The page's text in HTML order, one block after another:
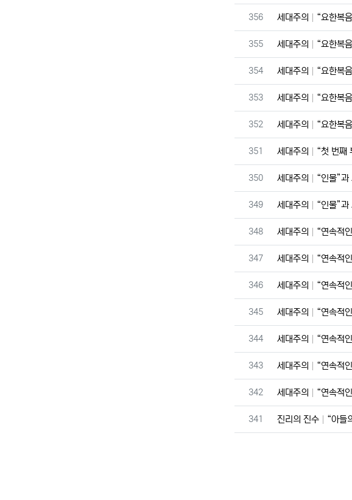
번호
356 세대주의 “요한복
번호
355 세대주의 “요한복
번호
354 세대주의 “요한복
번호
353 세대주의 “요한복
번호
352 세대주의 “요한복
번호
351 세대주의 “첫 번째
번호
350 세대주의 “인물”
번호
349 세대주의 “인물”
번호
348 세대주의 “연속적
번호
347 세대주의 “연속적
번호
346 세대주의 “연속적
번호
345 세대주의 “연속적
번호
344 세대주의 “연속적
번호
343 세대주의 “연속적
번호
342 세대주의 “연속적
번호
341 진리의 진수 “아들